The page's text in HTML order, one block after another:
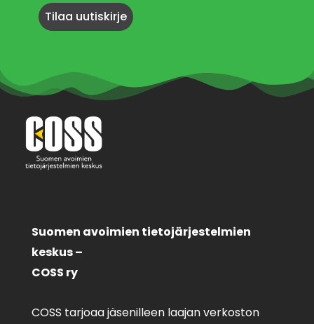
Suomen avoimien tietojärjestelmien
keskus –
COSS ry
COSS tarjoaa jäsenilleen laajan verkoston